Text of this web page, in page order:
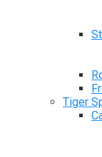
Tiger